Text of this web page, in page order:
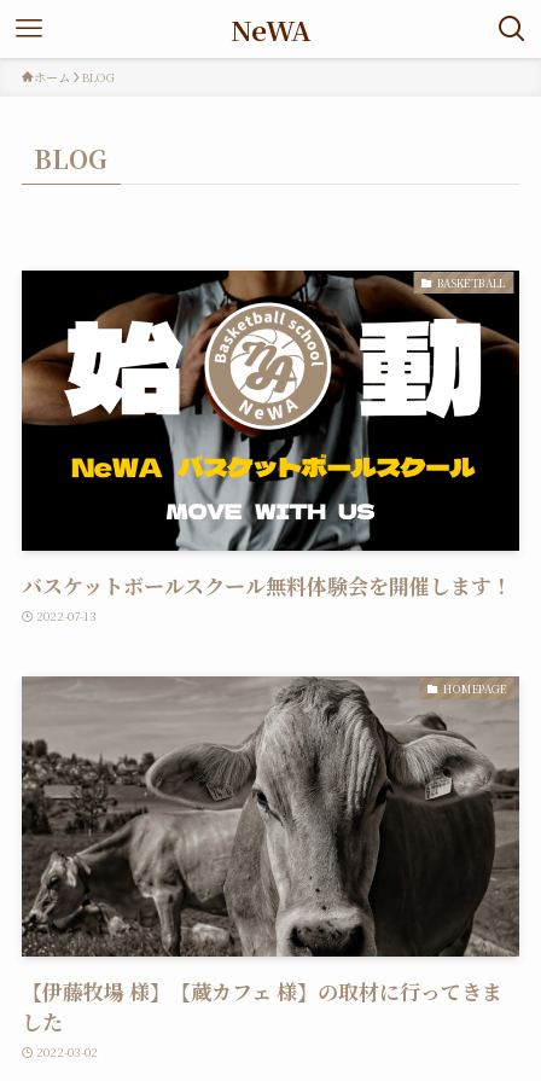
NeWA
ホーム BLOG
BLOG
BASKETBALL
バスケットボールスクール無料体験会を開催します！
2022-07-13
HOMEPAGE
【伊藤牧場 様】【蔵カフェ 様】の取材に行ってきま
した
2022-03-02